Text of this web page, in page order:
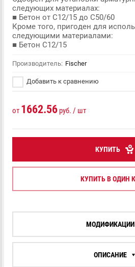
следующих материалах:
■ Бетон от C12/15 до C50/60
Кроме того, пригоден для
следующими материалами:
■ Бетон C12/15
Производитель: Fischer
Добавить к сравнению
от 1662.56 руб. / шт
КУПИТЬ
КУПИТЬ В ОДИН
МОДИФИКАЦИИ
ОПИСАНИЕ